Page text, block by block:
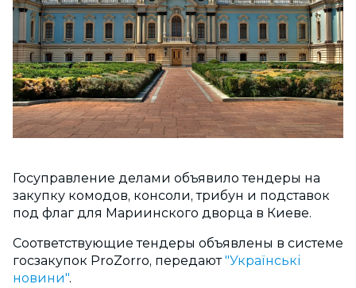
Госуправление делами объявило тендеры на
закупку комодов, консоли, трибун и подставок
под флаг для Мариинского дворца в Киеве.
Соответствующие тендеры объявлены в системе
госзакупок ProZorro, передают"Українські
новини".